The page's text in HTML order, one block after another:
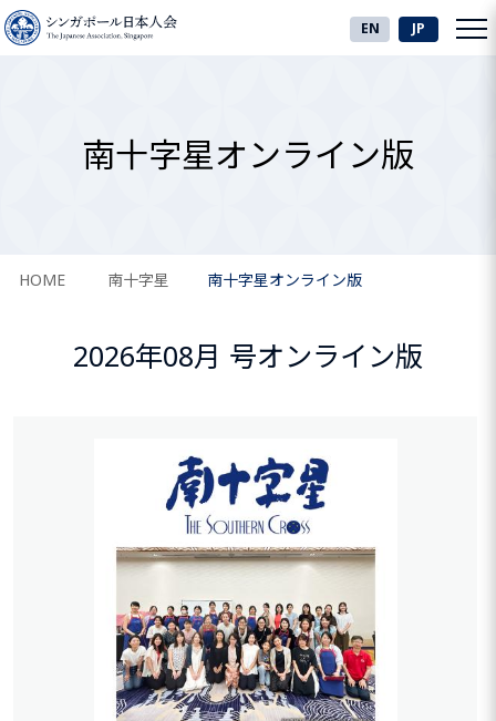
EN JP
南十字星オンライン版
HOME 南十字星 南十字星オンライン版
2026年08月 号オンライン版